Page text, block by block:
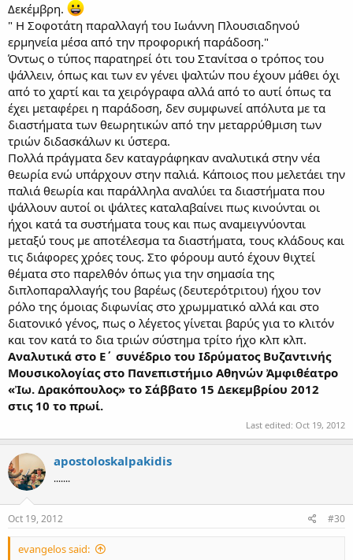
Δεκέμβρη.
" Η Σοφοτάτη παραλλαγή του Ιωάννη Πλουσιαδηνού
ερμηνεία μέσα από την προφορική παράδοση."
Όντως ο τύπος παρατηρεί ότι του Στανίτσα ο τρόπος του
ψάλλειν, όπως και των εν γένει ψαλτών που έχουν μάθει όχι
από το χαρτί και τα χειρόγραφα αλλά από το αυτί όπως τα
έχει μεταφέρει η παράδοση, δεν συμφωνεί απόλυτα με τα
διαστήματα των θεωρητικών από την μεταρρύθμιση των
τριών διδασκάλων κι ύστερα.
Πολλά πράγματα δεν καταγράφηκαν αναλυτικά στην νέα
θεωρία ενώ υπάρχουν στην παλιά. Κάποιος που μελετάει την
παλιά θεωρία και παράλληλα αναλύει τα διαστήματα που
ψάλλουν αυτοί οι ψάλτες καταλαβαίνει πως κινούνται οι
ήχοι κατά τα συστήματα τους και πως αναμειγνύονται
μεταξύ τους με αποτέλεσμα τα διαστήματα, τους κλάδους και
τις διάφορες χρόες τους. Στο φόρουμ αυτό έχουν θιχτεί
θέματα στο παρελθόν όπως για την σημασία της
διπλοπαραλλαγής του βαρέως (δευτερότριτου) ήχου τον
ρόλο της όμοιας διφωνίας στο χρωμματικό αλλά και στο
διατονικό γένος, πως ο λέγετος γίνεται βαρύς για το κλιτόν
και τον κατά το δια τριών σύστημα τρίτο ήχο κλπ κλπ.
Αναλυτικά στο Ε΄ συνέδριο του Ιδρύματος Βυζαντινής
Μουσικολογίας στο Πανεπιστήμιο Αθηνών Ἀμφιθέατρο
«Ἰω. Δρακόπουλος» το Σάββατο 15 Δεκεμβρίου 2012
στις 10 το πρωί.
Last edited: Oct 19, 2012
apostoloskalpakidis
.......
Oct 19, 2012 #30
evangelos said: